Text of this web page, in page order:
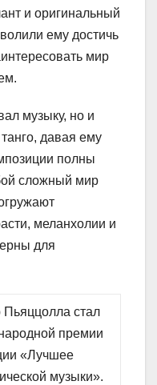
и оригинальный
ему достичь
мир
музыку, но и
давая ему
полны
сложный мир
меланхолии и
для
Пьяццолла стал
премии
«Лучшее
музыки».